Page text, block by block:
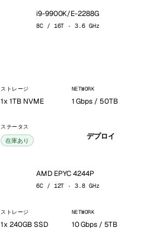
i9-9900K/E-2288G
8C / 16T · 3.6 GHz
ストレージ
1x 1TB NVME
NETWORK
1 Gbps / 50TB
ステータス
在庫あり デプロイ
AMD EPYC 4244P
6C / 12T · 3.8 GHz
ストレージ
1x 240GB SSD
NETWORK
10 Gbps / 5TB